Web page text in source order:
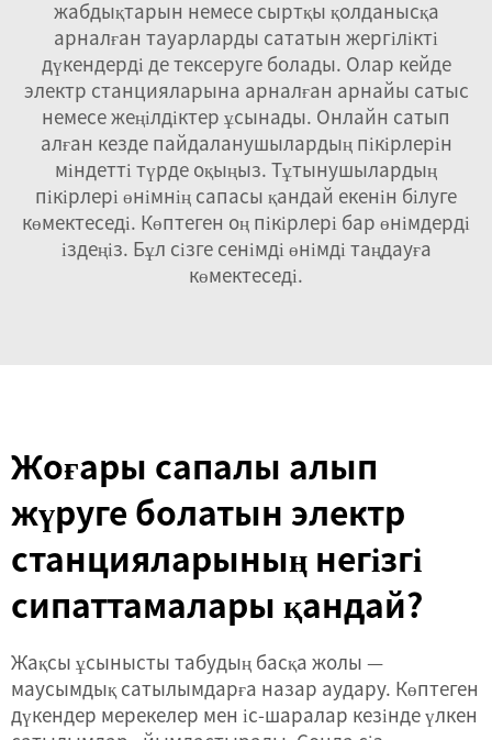
жабдықтарын немесе сыртқы қолданысқа
арналған тауарларды сататын жергілікті
дүкендерді де тексеруге болады. Олар кейде
электр станцияларына арналған арнайы сатыс
немесе жеңілдіктер ұсынады. Онлайн сатып
алған кезде пайдаланушылардың пікірлерін
міндетті түрде оқыңыз. Тұтынушылардың
пікірлері өнімнің сапасы қандай екенін білуге
көмектеседі. Көптеген оң пікірлері бар өнімдерді
іздеңіз. Бұл сізге сенімді өнімді таңдауға
көмектеседі.
Жоғары сапалы алып
жүруге болатын электр
станцияларының негізгі
сипаттамалары қандай?
Жақсы ұсынысты табудың басқа жолы —
маусымдық сатылымдарға назар аудару. Көптеген
дүкендер мерекелер мен іс-шаралар кезінде үлкен